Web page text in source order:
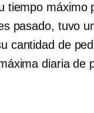
tiempo máximo
pasado, tuvo
cantidad de
diaria de